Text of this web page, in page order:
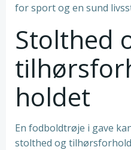
for sport og en sund
Stolthed
holdet
En fodboldtrøje i gave
stolthed og